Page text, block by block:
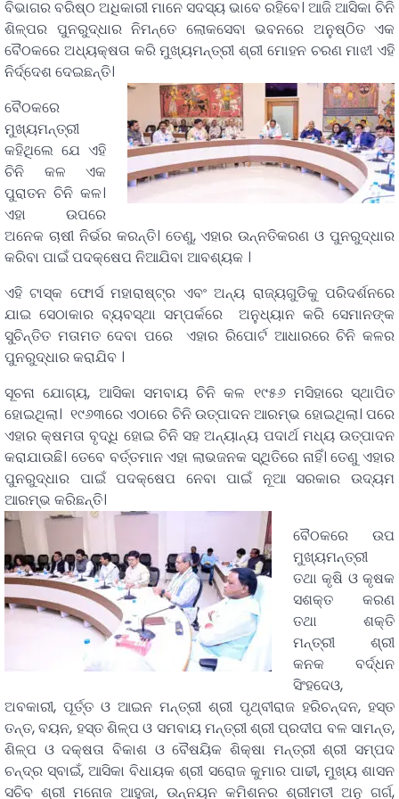
ବିଭାଗର ବରିଷ୍ଠ ଅଧିକାରୀ ମାନେ ସଦସ୍ୟ ଭାବେ ରହିବେ। ଆଜି ଆସିକା ଚିନି
ଶିଳ୍ପର ପୁନରୁଦ୍ଧାର ନିମନ୍ତେ ଲୋକସେବା ଭବନରେ ଅନୁଷ୍ଠିତ ଏକ
ବୈଠକରେ ଅଧ୍ୟକ୍ଷତା କରି ମୁଖ୍ୟମନ୍ତ୍ରୀ ଶ୍ରୀ ମୋହନ ଚରଣ ମାଝୀ ଏହି
ନିର୍ଦ୍ଦେଶ ଦେଇଛନ୍ତି।
ବୈଠକରେ
ମୁଖ୍ୟମନ୍ତ୍ରୀ
କହିଥିଲେ ଯେ ଏହି
ଚିନି କଳ ଏକ
ପୁରାତନ ଚିନି କଳ।
ଏହା ଉପରେ
ଅନେକ ଚାଷୀ ନିର୍ଭର କରନ୍ତି। ତେଣୁ, ଏହାର ଉନ୍ନତିକରଣ ଓ ପୁନରୁଦ୍ଧାର
କରିବା ପାଇଁ ପଦକ୍ଷେପ ନିଆଯିବା ଆବଶ୍ୟକ ।
ଏହି ଟାସ୍କ ଫୋର୍ସ ମହାରାଷ୍ଟ୍ର ଏବଂ ଅନ୍ୟ ରାଜ୍ୟଗୁଡିକୁ ପରିଦର୍ଶନରେ
ଯାଇ ସେଠାକାର ବ୍ୟବସ୍ଥା ସମ୍ପର୍କରେ ଅନୁଧ୍ୟାନ କରି ସେମାନଙ୍କ
ସୁଚିନ୍ତିତ ମତାମତ ଦେବା ପରେ ଏହାର ରିପୋର୍ଟ ଆଧାରରେ ଚିନି କଳର
ପୁନରୁଦ୍ଧାର କରାଯିବ ।
ସୂଚନା ଯୋଗ୍ୟ, ଆସିକା ସମବାୟ ଚିନି କଳ ୧୯୫୬ ମସିହାରେ ସ୍ଥାପିତ
ହୋଇଥିଲା। ୧୯୬୩ରେ ଏଠାରେ ଚିନି ଉତ୍ପାଦନ ଆରମ୍ଭ ହୋଇଥିଲା। ପରେ
ଏହାର କ୍ଷମତା ବୃଦ୍ଧି ହୋଇ ଚିନି ସହ ଅନ୍ୟାନ୍ୟ ପଦାର୍ଥ ମଧ୍ୟ ଉତ୍ପାଦନ
କରାଯାଉଛି। ତେବେ ବର୍ତ୍ତମାନ ଏହା ଲାଭଜନକ ସ୍ଥିତିରେ ନାହିଁ। ତେଣୁ ଏହାର
ପୁନରୁଦ୍ଧାର ପାଇଁ ପଦକ୍ଷେପ ନେବା ପାଇଁ ନୂଆ ସରକାର ଉଦ୍ୟମ
ଆରମ୍ଭ କରିଛନ୍ତି।
ବୈଠକରେ ଉପ
ମୁଖ୍ୟମନ୍ତ୍ରୀ
ତଥା କୃଷି ଓ କୃଷକ
ସଶକ୍ତ କରଣ
ତଥା ଶକ୍ତି
ମନ୍ତ୍ରୀ ଶ୍ରୀ
କନକ ବର୍ଦ୍ଧନ
ସିଂହଦେଓ,
ଅବକାରୀ, ପୂର୍ତ୍ତ ଓ ଆଇନ ମନ୍ତ୍ରୀ ଶ୍ରୀ ପୃଥ୍ବୀରାଜ ହରିଚନ୍ଦନ, ହସ୍ତ
ତନ୍ତ, ବୟନ, ହସ୍ତ ଶିଳ୍ପ ଓ ସମବାୟ ମନ୍ତ୍ରୀ ଶ୍ରୀ ପ୍ରଦୀପ ବଳ ସାମନ୍ତ,
ଶିଳ୍ପ ଓ ଦକ୍ଷତା ବିକାଶ ଓ ବୈଷୟିକ ଶିକ୍ଷା ମନ୍ତ୍ରୀ ଶ୍ରୀ ସମ୍ପଦ
ଚନ୍ଦ୍ର ସ୍ବାଇଁ, ଆସିକା ବିଧାୟକ ଶ୍ରୀ ସରୋଜ କୁମାର ପାଢୀ, ମୁଖ୍ୟ ଶାସନ
ସଚିବ ଶ୍ରୀ ମନୋଜ ଆହୁଜା, ଉନ୍ନୟନ କମିଶନର ଶ୍ରୀମତୀ ଅନୁ ଗର୍ଗ,